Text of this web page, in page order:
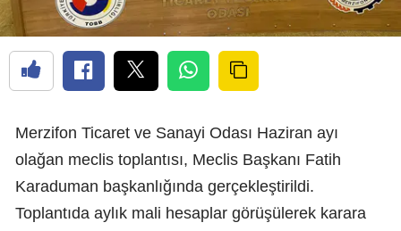
Merzifon Ticaret ve Sanayi Odası Haziran ayı
olağan meclis toplantısı, Meclis Başkanı Fatih
Karaduman başkanlığında gerçekleştirildi.
Toplantıda aylık mali hesaplar görüşülerek karara